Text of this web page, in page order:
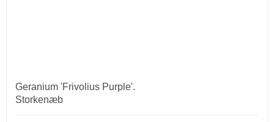
Geranium 'Frivolius Purple'.
Storkenæb